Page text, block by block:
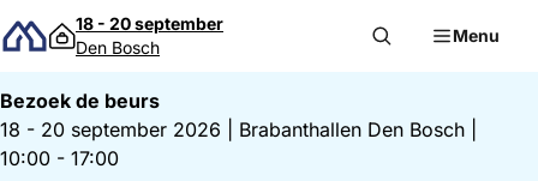
Direct naar inhoud
18 - 20 september
Den Bosch
Menu
Bezoek de beurs
18 - 20 september 2026
Brabanthallen Den Bosch
10:00 - 17:00